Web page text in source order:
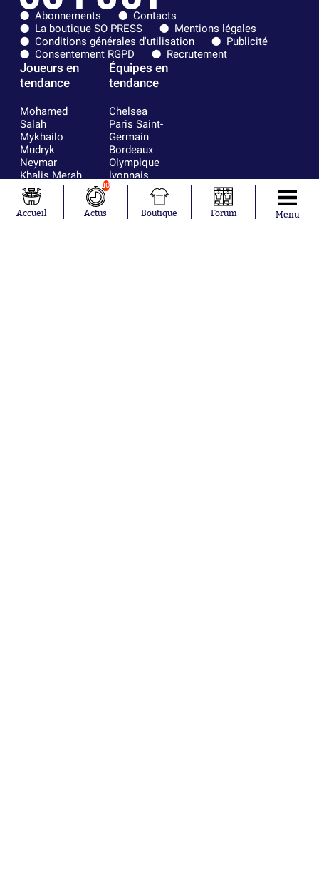
Abonnements
Contacts
La boutique SO PRESS
Mentions légales
Conditions générales d'utilisation
Publicité
Consentement RGPD
Recrutement
Joueurs en
tendance
Mohamed
Salah
Mykhailo
Mudryk
Neymar
Khalis Merah
Loïs Openda
Moussa
Niakhaté
Équipes en
tendance
Chelsea
Paris Saint-
Germain
Bordeaux
Olympique
lyonnais
FIFA
Real Madrid
RC Strasbourg
Accueil
10
Actus Boutique Forum Menu